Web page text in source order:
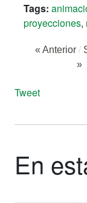
Tags:
proyecciones,
« Anterior /
»
Tweet
En